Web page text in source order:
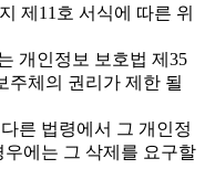
제11호 서식에 따른 위
개인정보 보호법 제35
주체의 권리가 제한 될
른 법령에서 그 개인정
에는 그 삭제를 요구할